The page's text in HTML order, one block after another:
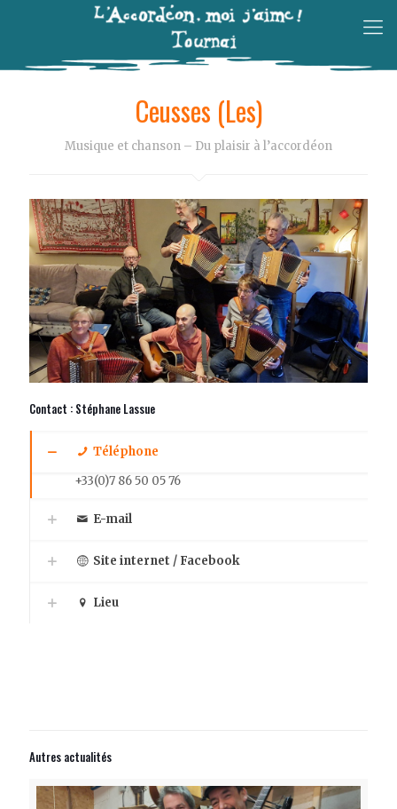
Ceusses (Les)
Musique et chanson – Du plaisir à l’accordéon
Contact : Stéphane Lassue
Téléphone
+33(0)7 86 50 05 76
E-mail
Site internet / Facebook
Lieu
Autres actualités